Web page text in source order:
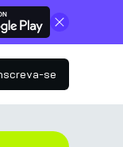
Fechar
se